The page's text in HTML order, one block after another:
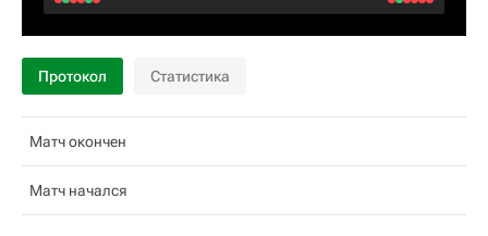
Протокол Статистика
Матч окончен
Матч начался